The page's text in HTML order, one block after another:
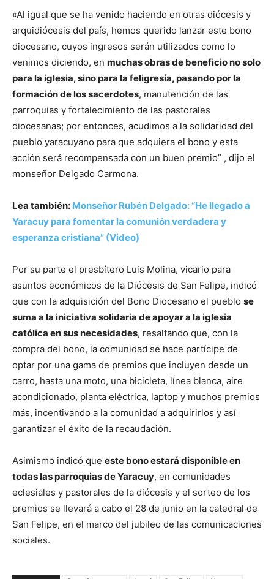
«Al igual que se ha venido haciendo en otras diócesis y
arquidiócesis del país, hemos querido lanzar este bono
diocesano, cuyos ingresos serán utilizados como lo
venimos diciendo, en muchas obras de beneficio no solo
para la iglesia, sino para la feligresía, pasando por la
formación de los sacerdotes, manutención de las
parroquias y fortalecimiento de las pastorales
diocesanas; por entonces, acudimos a la solidaridad del
pueblo yaracuyano para que adquiera el bono y esta
acción será recompensada con un buen premio” , dijo el
monseñor Delgado Carmona.
Lea también: Monseñor Rubén Delgado: “He llegado a
Yaracuy para fomentar la comunión verdadera y
esperanza cristiana” (Video)
Por su parte el presbítero Luis Molina, vicario para
asuntos económicos de la Diócesis de San Felipe, indicó
que con la adquisición del Bono Diocesano el pueblo se
suma a la iniciativa solidaria de apoyar a la iglesia
católica en sus necesidades, resaltando que, con la
compra del bono, la comunidad se hace partícipe de
optar por una gama de premios que incluyen desde un
carro, hasta una moto, una bicicleta, línea blanca, aire
acondicionado, planta eléctrica, laptop y muchos premios
más, incentivando a la comunidad a adquirirlos y así
garantizar el éxito de la recaudación.
Asimismo indicó que este bono estará disponible en
todas las parroquias de Yaracuy, en comunidades
eclesiales y pastorales de la diócesis y el sorteo de los
premios se llevará a cabo el 28 de junio en la catedral de
San Felipe, en el marco del jubileo de las comunicaciones
sociales.